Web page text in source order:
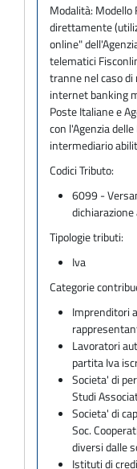
Modalità:
direttamente
online"
telematici
tranne nel caso di
internet banking
Poste Italiane e
con l'Agenzia
intermediario
Codici Tributo:
6099 -
Tipologie tributi:
Iva
Categorie
Imprenditori
Lavoratori
partita Iva
Societa' di
Studi
Societa' di
Soc.
diversi dalle
Istituti di